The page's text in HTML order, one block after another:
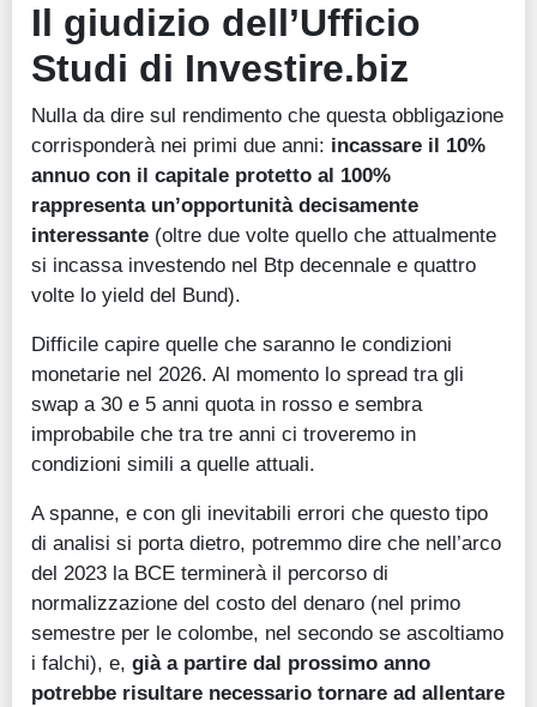
Il giudizio dell’Ufficio
Studi di Investire.biz
Nulla da dire sul rendimento che questa obbligazione
corrisponderà nei primi due anni: incassare il 10%
annuo con il capitale protetto al 100%
rappresenta un’opportunità decisamente
interessante (oltre due volte quello che attualmente
si incassa investendo nel Btp decennale e quattro
volte lo yield del Bund).
Difficile capire quelle che saranno le condizioni
monetarie nel 2026. Al momento lo spread tra gli
swap a 30 e 5 anni quota in rosso e sembra
improbabile che tra tre anni ci troveremo in
condizioni simili a quelle attuali.
A spanne, e con gli inevitabili errori che questo tipo
di analisi si porta dietro, potremmo dire che nell’arco
del 2023 la BCE terminerà il percorso di
normalizzazione del costo del denaro (nel primo
semestre per le colombe, nel secondo se ascoltiamo
i falchi), e, già a partire dal prossimo anno
potrebbe risultare necessario tornare ad allentare